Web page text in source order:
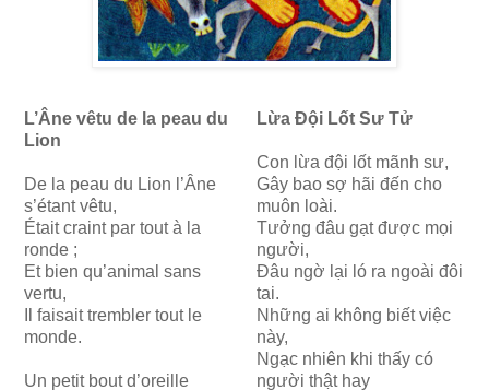
L’Âne vêtu de la peau du
Lion
De la peau du Lion l’Âne
s’étant vêtu,
Était craint par tout à la
ronde ;
Et bien qu’animal sans
vertu,
Il faisait trembler tout le
monde.
Un petit bout d’oreille
Lừa Đội Lốt Sư Tử
Con lừa đội lốt mãnh sư,
Gây bao sợ hãi đến cho
muôn loài.
Tưởng đâu gạt được mọi
người,
Đâu ngờ lại ló ra ngoài đôi
tai.
Những ai không biết việc
này,
Ngạc nhiên khi thấy có
người thật hay